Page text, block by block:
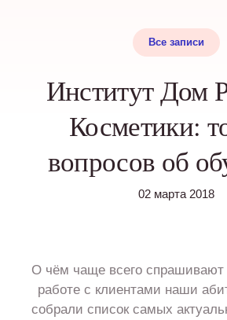
Все записи
Институт Дом
Косметики:
вопросов об
02 марта 2018
О чём чаще всего спрашивают
работе с клиентами наши
собрали список самых